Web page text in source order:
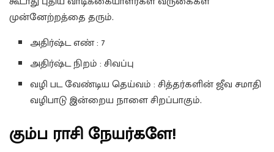
முன்னேற்றத்தை தரும்.
அதிர்ஷ்ட எண் : 7
அதிர்ஷ்ட நிறம் : சிவப்பு
வழி பட வேண்டிய தெய்வம் : சித்தர்களின் ஜீவ சமாதி
வழிபாடு இன்றைய நாளை சிறப்பாகும்.
கும்ப ராசி நேயர்களே!